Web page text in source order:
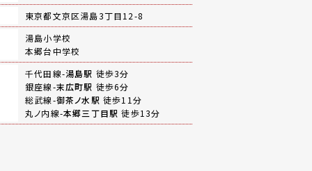
東京都文京区湯島3丁目12-8
湯島小学校
本郷台中学校
千代田線-湯島駅 徒歩3分
銀座線-末広町駅 徒歩6分
総武線-御茶ノ水駅 徒歩11分
丸ノ内線-本郷三丁目駅 徒歩13分